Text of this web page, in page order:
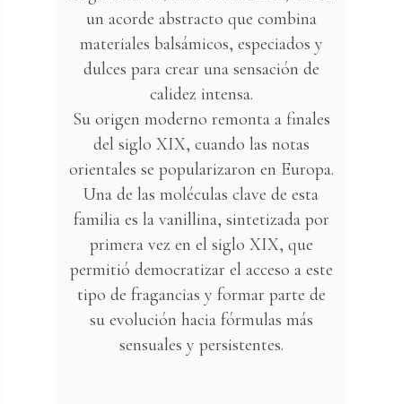
un acorde abstracto que combina
materiales balsámicos, especiados y
dulces para crear una sensación de
calidez intensa.
Su origen moderno remonta a finales
del siglo XIX, cuando las notas
orientales se popularizaron en Europa.
Una de las moléculas clave de esta
familia es la vanillina, sintetizada por
primera vez en el siglo XIX, que
permitió democratizar el acceso a este
tipo de fragancias y formar parte de
su evolución hacia fórmulas más
sensuales y persistentes.